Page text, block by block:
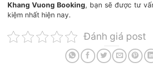
Khang Vuong Booking, bạn sẽ được tư
kiệm nhất hiện nay.
Đánh giá post